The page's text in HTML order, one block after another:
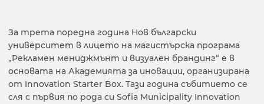
За трета поредна година Нов български
университет в лицето на магистърска програма
„Рекламен мениджмънт и визуален брандинг“ е в
основата на Академията за иновации, организирана
от Innovation Starter Box. Тази година събитието се
сля с първия по рода си Sofia Municipality Innovation